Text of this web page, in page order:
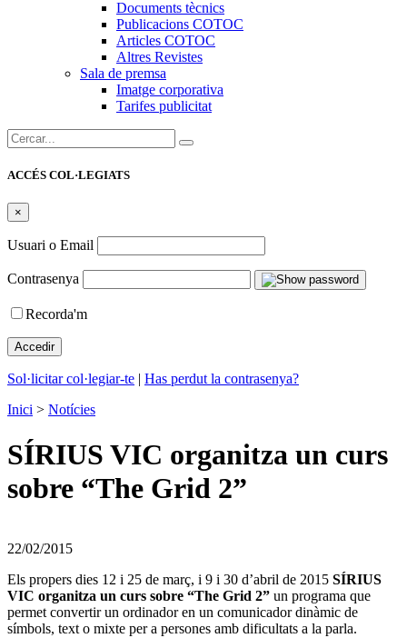
Documents tècnics
Publicacions COTOC
Articles COTOC
Altres Revistes
Sala de premsa
Imatge corporativa
Tarifes publicitat
Cercar:
ACCÉS COL·LEGIATS
×
Usuari o Email
Contrasenya
Recorda'm
Sol·licitar col·legiar-te | Has perdut la contrasenya?
Inici > Notícies
SÍRIUS VIC organitza un curs
sobre “The Grid 2”
22/02/2015
Els propers dies 12 i 25 de març, i 9 i 30 d’abril de 2015 SÍRIUS
VIC organitza un curs sobre “The Grid 2” un programa que
permet convertir un ordinador en un comunicador dinàmic de
símbols, text o mixte per a persones amb dificultats a la parla.